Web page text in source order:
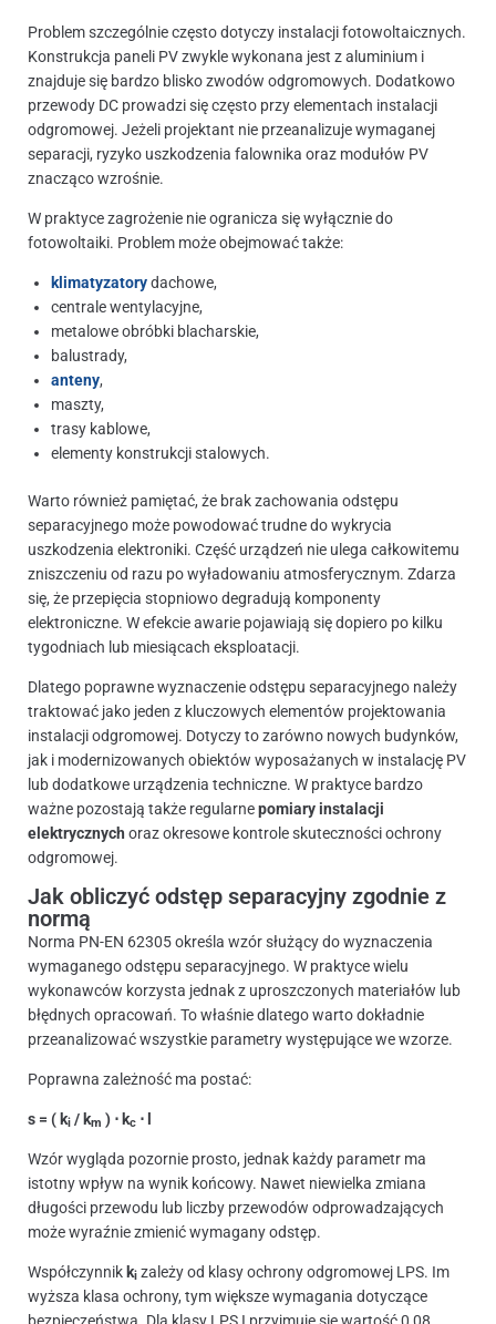
Problem szczególnie często dotyczy instalacji fotowoltaicznych.
Konstrukcja paneli PV zwykle wykonana jest z aluminium i
znajduje się bardzo blisko zwodów odgromowych. Dodatkowo
przewody DC prowadzi się często przy elementach instalacji
odgromowej. Jeżeli projektant nie przeanalizuje wymaganej
separacji, ryzyko uszkodzenia falownika oraz modułów PV
znacząco wzrośnie.
W praktyce zagrożenie nie ogranicza się wyłącznie do
fotowoltaiki. Problem może obejmować także:
klimatyzatorydachowe,
centrale wentylacyjne,
metalowe obróbki blacharskie,
balustrady,
anteny,
maszty,
trasy kablowe,
elementy konstrukcji stalowych.
Warto również pamiętać, że brak zachowania odstępu
separacyjnego może powodować trudne do wykrycia
uszkodzenia elektroniki. Część urządzeń nie ulega całkowitemu
zniszczeniu od razu po wyładowaniu atmosferycznym. Zdarza
się, że przepięcia stopniowo degradują komponenty
elektroniczne. W efekcie awarie pojawiają się dopiero po kilku
tygodniach lub miesiącach eksploatacji.
Dlatego poprawne wyznaczenie odstępu separacyjnego należy
traktować jako jeden z kluczowych elementów projektowania
instalacji odgromowej. Dotyczy to zarówno nowych budynków,
jak i modernizowanych obiektów wyposażanych w instalację PV
lub dodatkowe urządzenia techniczne. W praktyce bardzo
ważne pozostają także regularnepomiary instalacji
elektrycznych oraz okresowe kontrole skuteczności ochrony
odgromowej.
Jak obliczyć odstęp separacyjny zgodnie z
normą
Norma PN-EN 62305 określa wzór służący do wyznaczenia
wymaganego odstępu separacyjnego. W praktyce wielu
wykonawców korzysta jednak z uproszczonych materiałów lub
błędnych opracowań. To właśnie dlatego warto dokładnie
przeanalizować wszystkie parametry występujące we wzorze.
Poprawna zależność ma postać:
s = ( ki / km ) ⋅ kc ⋅ l
Wzór wygląda pozornie prosto, jednak każdy parametr ma
istotny wpływ na wynik końcowy. Nawet niewielka zmiana
długości przewodu lub liczby przewodów odprowadzających
może wyraźnie zmienić wymagany odstęp.
Współczynnik ki zależy od klasy ochrony odgromowej LPS. Im
wyższa klasa ochrony, tym większe wymagania dotyczące
bezpieczeństwa. Dla klasy LPS I przyjmuje się wartość 0,08,